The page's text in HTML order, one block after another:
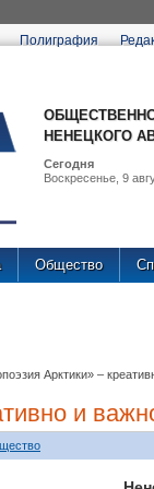
Полиграфия
НЕНЕЦКОГО
Сегодня
Воскресенье, 9
Общество
Арктики» –
и